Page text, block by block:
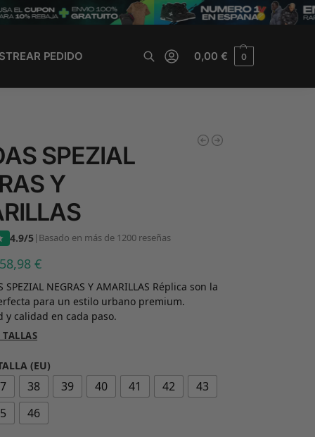
PEDIDO 0,00€ 0
SPEZIAL
Y
4.9/5| Basado en más de 1200 reseñas
58,98€
SPEZIAL NEGRAS Y AMARILLAS Réplica son la
para un estilo urbano premium.
y calidad en cada paso.
(EU)
38 39 40 41 42
43
46